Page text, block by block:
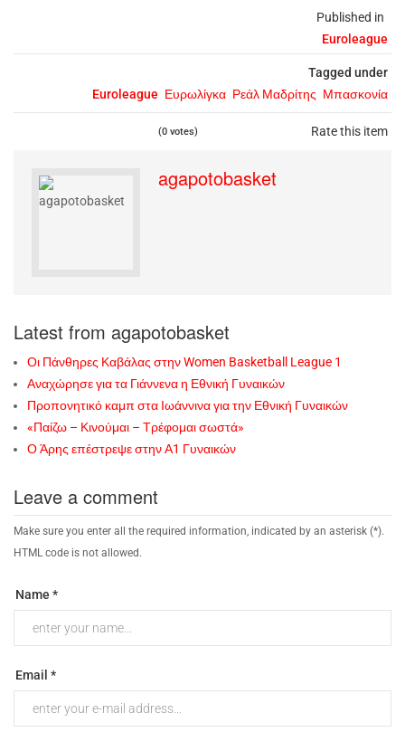
Published in
Euroleague
Tagged under
Euroleague Ευρωλίγκα Ρεάλ Μαδρίτης Μπασκονία
Rate this item
(0 votes)
agapotobasket
Latest from agapotobasket
Οι Πάνθηρες Καβάλας στην Women Basketball League 1
Αναχώρησε για τα Γιάννενα η Εθνική Γυναικών
Προπονητικό καμπ στα Ιωάννινα για την Εθνική Γυναικών
«Παίζω – Κινούμαι – Τρέφομαι σωστά»
Ο Άρης επέστρεψε στην Α1 Γυναικών
Leave a comment
Make sure you enter all the required information, indicated by an asterisk (*).
HTML code is not allowed.
Name *
Email *